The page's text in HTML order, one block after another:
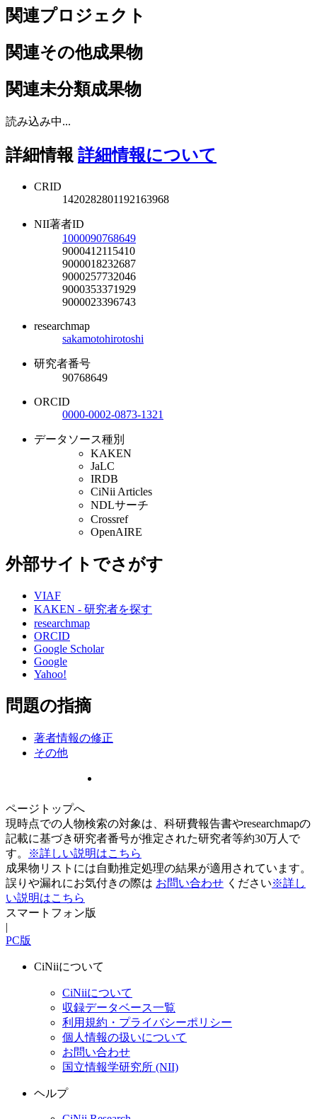
関連プロジェクト
関連その他成果物
関連未分類成果物
読み込み中...
詳細情報 詳細情報について
CRID
1420282801192163968
NII著者ID
1000090768649
9000412115410
9000018232687
9000257732046
9000353371929
9000023396743
researchmap
sakamotohirotoshi
研究者番号
90768649
ORCID
0000-0002-0873-1321
データソース種別
KAKEN
JaLC
IRDB
CiNii Articles
NDLサーチ
Crossref
OpenAIRE
外部サイトでさがす
VIAF
KAKEN - 研究者を探す
researchmap
ORCID
Google Scholar
Google
Yahoo!
問題の指摘
著者情報の修正
その他
ページトップへ
現時点での人物検索の対象は、科研費報告書やresearchmapの
記載に基づき研究者番号が推定された研究者等約30万人で
す。
※詳しい説明はこちら
成果物リストには自動推定処理の結果が適用されています。
誤りや漏れにお気付きの際は お問い合わせ ください※詳し
い説明はこちら
スマートフォン版
|
PC版
CiNiiについて
CiNiiについて
収録データベース一覧
利用規約・プライバシーポリシー
個人情報の扱いについて
お問い合わせ
国立情報学研究所 (NII)
ヘルプ